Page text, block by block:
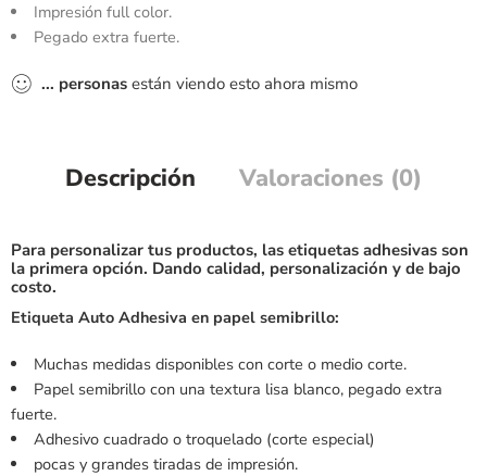
Impresión full color.
Pegado extra fuerte.
... personas están viendo esto ahora mismo
Descripción Valoraciones (0)
Para personalizar tus productos, las etiquetas adhesivas son
la primera opción. Dando calidad, personalización y de bajo
costo.
Etiqueta Auto Adhesiva en papel semibrillo:
Muchas medidas disponibles con corte o medio corte.
Papel semibrillo con una textura lisa blanco, pegado extra
fuerte.
Adhesivo cuadrado o troquelado (corte especial)
pocas y grandes tiradas de impresión.